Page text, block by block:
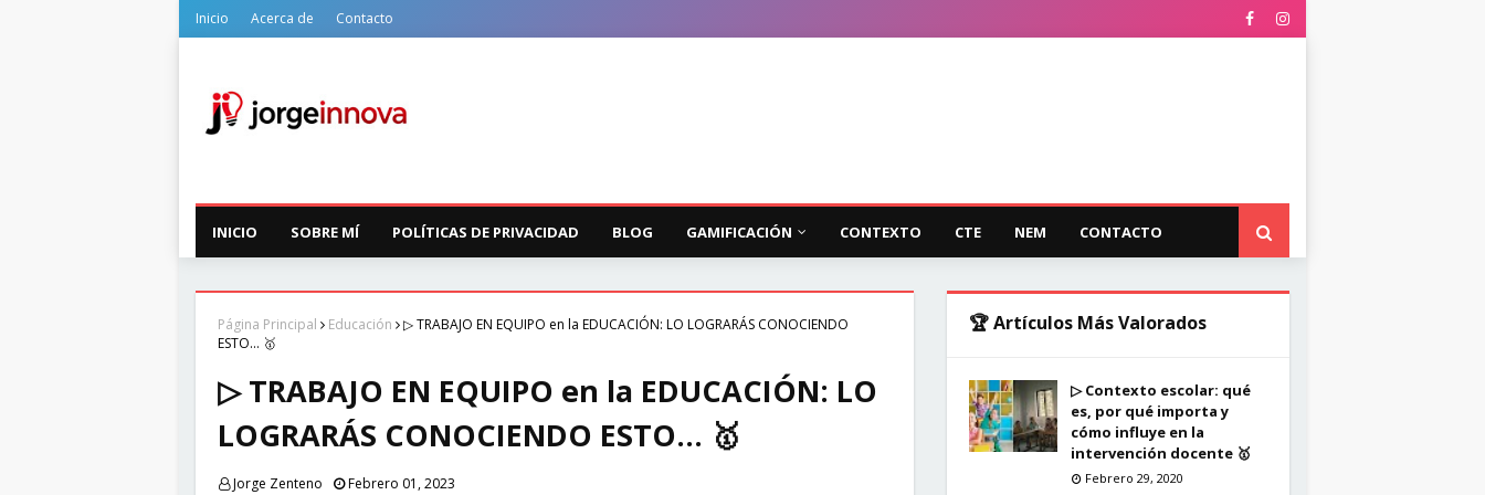
Inicio Acerca de Contacto
INICIO SOBRE MÍ POLÍTICAS DE PRIVACIDAD BLOG GAMIFICACIÓN CONTEXTO CTE NEM CONTACTO
Página Principal Educación
▷ TRABAJO EN EQUIPO en la EDUCACIÓN: LO LOGRARÁS CONOCIENDO
ESTO... 🥇
▷ TRABAJO EN EQUIPO en la EDUCACIÓN: LO
LOGRARÁS CONOCIENDO ESTO... 🥇
Jorge Zenteno Febrero 01, 2023
🏆 Artículos Más Valorados
▷ Contexto escolar: qué
es, por qué importa y
cómo influye en la
intervención docente 🥇
Febrero 29, 2020